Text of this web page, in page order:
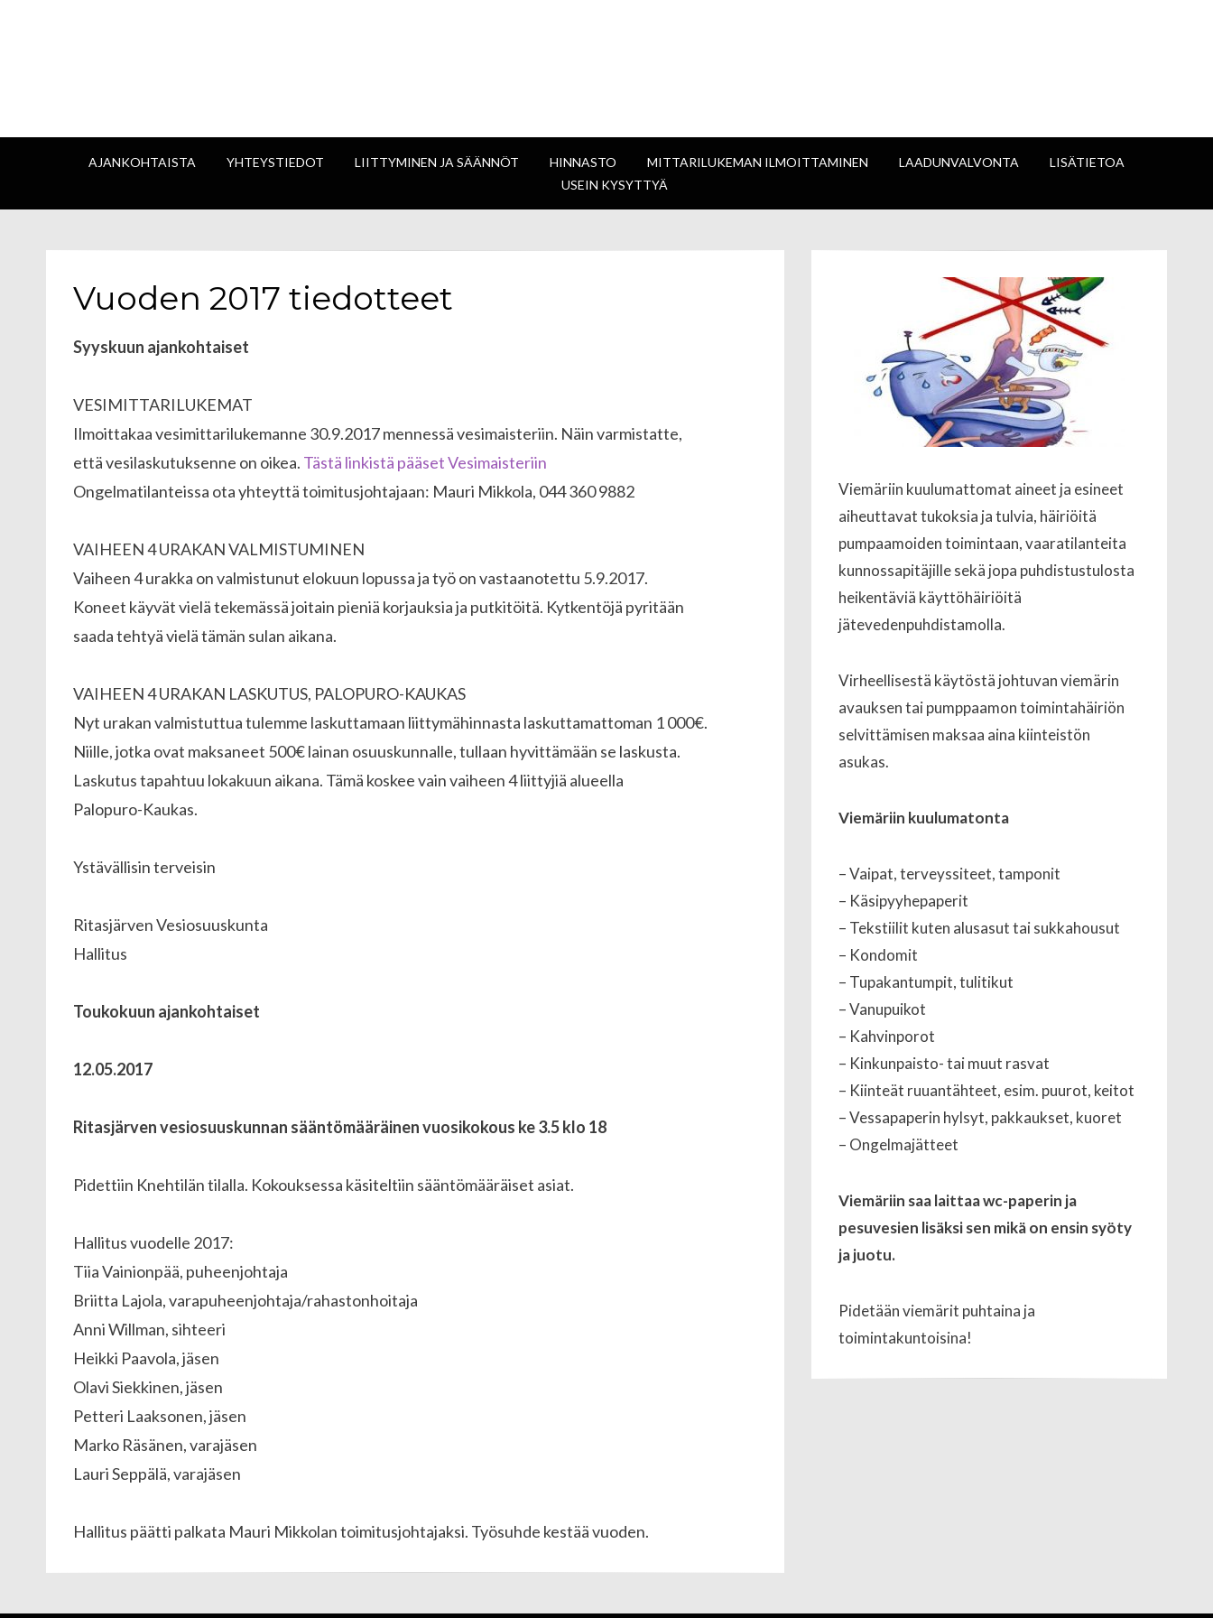
AJANKOHTAISTA YHTEYSTIEDOT LIITTYMINEN JA SÄÄNNÖT HINNASTO MITTARILUKEMAN ILMOITTAMINEN LAADUNVALVONTA
LISÄTIETOA
USEIN KYSYTTYÄ
Vuoden 2017 tiedotteet
Syyskuun ajankohtaiset
VESIMITTARILUKEMAT
Ilmoittakaa vesimittarilukemanne 30.9.2017 mennessä vesimaisteriin. Näin varmistatte,
että vesilaskutuksenne on oikea. Tästä linkistä pääset Vesimaisteriin
Ongelmatilanteissa ota yhteyttä toimitusjohtajaan: Mauri Mikkola, 044 360 9882
VAIHEEN 4 URAKAN VALMISTUMINEN
Vaiheen 4 urakka on valmistunut elokuun lopussa ja työ on vastaanotettu 5.9.2017.
Koneet käyvät vielä tekemässä joitain pieniä korjauksia ja putkitöitä. Kytkentöjä pyritään
saada tehtyä vielä tämän sulan aikana.
VAIHEEN 4 URAKAN LASKUTUS, PALOPURO-KAUKAS
Nyt urakan valmistuttua tulemme laskuttamaan liittymähinnasta laskuttamattoman 1 000€.
Niille, jotka ovat maksaneet 500€ lainan osuuskunnalle, tullaan hyvittämään se laskusta.
Laskutus tapahtuu lokakuun aikana. Tämä koskee vain vaiheen 4 liittyjiä alueella
Palopuro-Kaukas.
Ystävällisin terveisin
Ritasjärven Vesiosuuskunta
Hallitus
Toukokuun ajankohtaiset
12.05.2017
Ritasjärven vesiosuuskunnan sääntömääräinen vuosikokous ke 3.5 klo 18
Pidettiin Knehtilän tilalla. Kokouksessa käsiteltiin sääntömääräiset asiat.
Hallitus vuodelle 2017:
Tiia Vainionpää, puheenjohtaja
Briitta Lajola, varapuheenjohtaja/rahastonhoitaja
Anni Willman, sihteeri
Heikki Paavola, jäsen
Olavi Siekkinen, jäsen
Petteri Laaksonen, jäsen
Marko Räsänen, varajäsen
Lauri Seppälä, varajäsen
Hallitus päätti palkata Mauri Mikkolan toimitusjohtajaksi. Työsuhde kestää vuoden.
Viemäriin kuulumattomat aineet ja esineet
aiheuttavat tukoksia ja tulvia, häiriöitä
pumpaamoiden toimintaan, vaaratilanteita
kunnossapitäjille sekä jopa puhdistustulosta
heikentäviä käyttöhäiriöitä
jätevedenpuhdistamolla.
Virheellisestä käytöstä johtuvan viemärin
avauksen tai pumppaamon toimintahäiriön
selvittämisen maksaa aina kiinteistön
asukas.
Viemäriin kuulumatonta
– Vaipat, terveyssiteet, tamponit
– Käsipyyhepaperit
– Tekstiilit kuten alusasut tai sukkahousut
– Kondomit
– Tupakantumpit, tulitikut
– Vanupuikot
– Kahvinporot
– Kinkunpaisto- tai muut rasvat
– Kiinteät ruuantähteet, esim. puurot, keitot
– Vessapaperin hylsyt, pakkaukset, kuoret
– Ongelmajätteet
Viemäriin saa laittaa wc-paperin ja
pesuvesien lisäksi sen mikä on ensin syöty
ja juotu.
Pidetään viemärit puhtaina ja
toimintakuntoisina!